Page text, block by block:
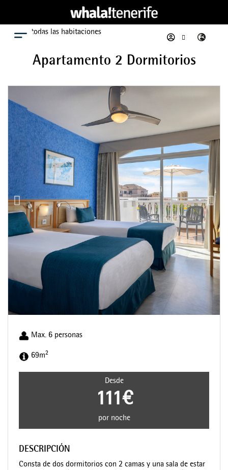
Menú
Ver todas las habitaciones
Apartamento 2 Dormitorios
Max. 6 personas
69m2
Desde
111€
por noche
DESCRIPCIÓN
Consta de dos dormitorios con 2 camas y una sala de estar